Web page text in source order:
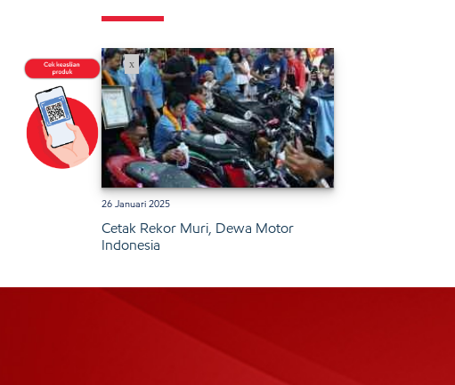
26 Januari 2025
Cetak Rekor Muri, Dewa Motor
Indonesia
x